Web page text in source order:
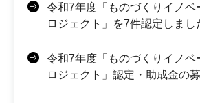
令和7年度「ものづくりイノベ
ロジェクト」を7件認定しまし
令和7年度「ものづくりイノベ
ロジェクト」認定・助成金の